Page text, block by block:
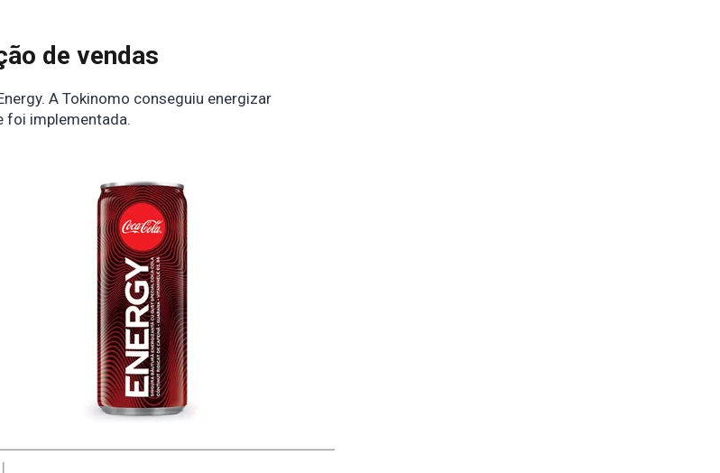
de vendas
A Tokinomo conseguiu energizar
foi implementada.